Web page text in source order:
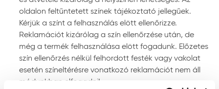
alkalmazásánál kövesse a termékismertetőben
leírtakat.
Felhasználás
Anyagelőkészítés, hígítás:a terméket a feldolgozás
előtt alaposan keverje fel, illetve bizonyos
időközönként festés közben is. A Trinát selyemfényű
oldalon feltűntetett színek tájékoztató jellegűek.
Kérjük a színt a felhasználás elött ellenőrizze.
Reklamációt kizárólag a szín ellenőrzése után, de
még a termék felhasználása elött fogadunk. Előzetes
szín ellenőrzés nélkül felhordott festék vagy vakolat
esetén színeltérésre vonatkozó reklamációt nem áll
módunkban elfogadni!